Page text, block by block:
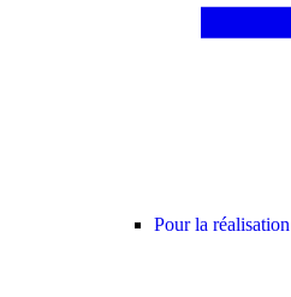
Pour la réalisation